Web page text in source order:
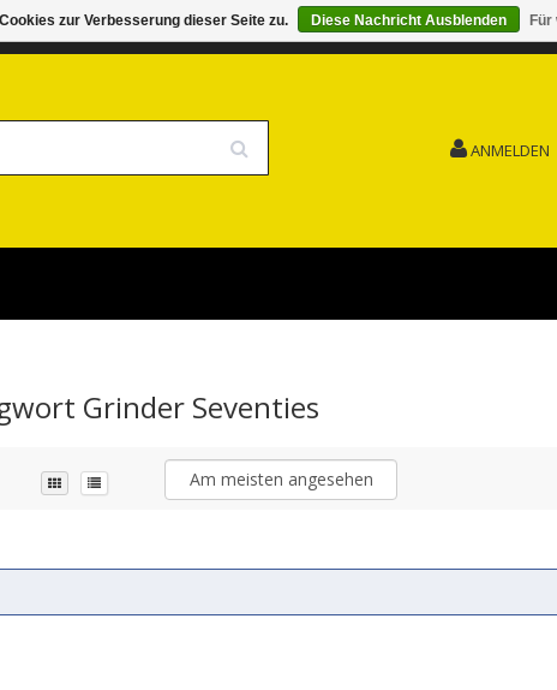
15.08. GESCHLOSSEN FEIERTAG
ANMELDEN
Grinder Seventies
Am meisten angesehen
zur Verbesserung dieser Seite zu. Diese Nachricht Ausblenden